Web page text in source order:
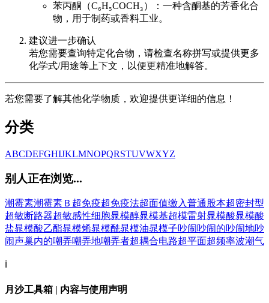
苯丙酮（C₆H₅COCH₃）：一种含酮基的芳香化合
物，用于制药或香料工业。
建议进一步确认
若您需要查询特定化合物，请检查名称拼写或提供更多
化学式/用途等上下文，以便更精准地解答。
若您需要了解其他化学物质，欢迎提供更详细的信息！
分类
ABCDEFGHIJKLMNOPQRSTUVWXYZ
别人正在浏览...
潮霉素潮霉素Ｂ 超免疫超免疫法超面值缴入普通股本超密封型
超敏断路器超敏感性细胞晁模醇晁模基超模雷射晁模酸晁模酸
盐晁模酸乙酯晁模烯晁模酰晁模油晁模子吵闹吵闹的吵闹地吵
闹声巢内的嘲弄嘲弄地嘲弄者超耦合电路超平面超频率波潮气
ℹ️
月沙工具箱 | 内容与使用声明